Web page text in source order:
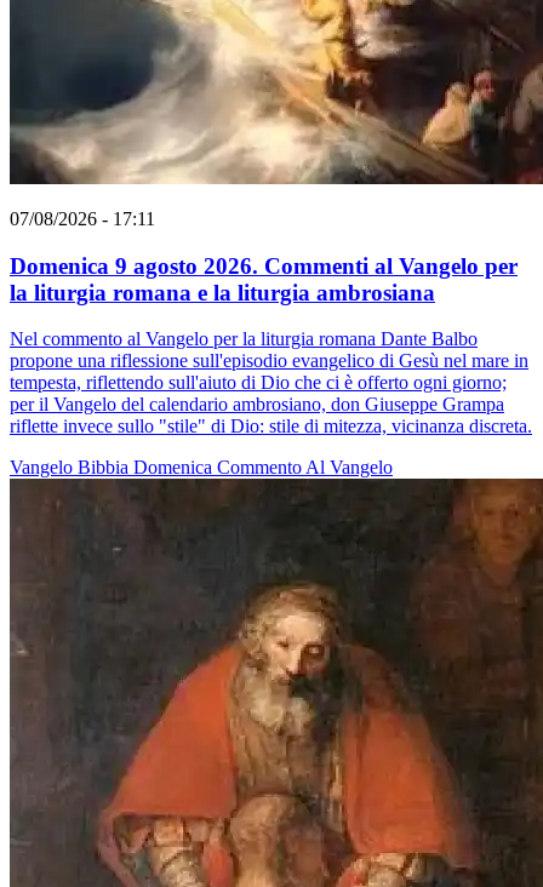
07/08/2026 - 17:11
Domenica 9 agosto 2026. Commenti al Vangelo per
la liturgia romana e la liturgia ambrosiana
Nel commento al Vangelo per la liturgia romana Dante Balbo
propone una riflessione sull'episodio evangelico di Gesù nel mare in
tempesta, riflettendo sull'aiuto di Dio che ci è offerto ogni giorno;
per il Vangelo del calendario ambrosiano, don Giuseppe Grampa
riflette invece sullo "stile" di Dio: stile di mitezza, vicinanza discreta.
Vangelo Bibbia Domenica Commento Al Vangelo